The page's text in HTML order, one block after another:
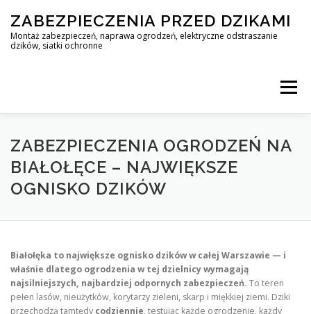
content
ZABEZPIECZENIA PRZED DZIKAMI
Montaż zabezpieczeń, naprawa ogrodzeń, elektryczne odstraszanie
dzików, siatki ochronne
Menu
STOP DZIK
PROFESJONALNA OCHRONA PRZED DZIKAMI • WARSZAWA
KONTAKT
ZABEZPIECZENIA OGRODZEŃ NA
BIAŁOŁĘCE – NAJWIĘKSZE
OGNISKO DZIKÓW
Białołęka to największe ognisko dzików w całej Warszawie — i
właśnie dlatego ogrodzenia w tej dzielnicy wymagają
najsilniejszych, najbardziej odpornych zabezpieczeń. To teren
pełen lasów, nieużytków, korytarzy zieleni, skarp i miękkiej ziemi. Dziki
przechodzą tamtędy codziennie, testując każde ogrodzenie, każdy